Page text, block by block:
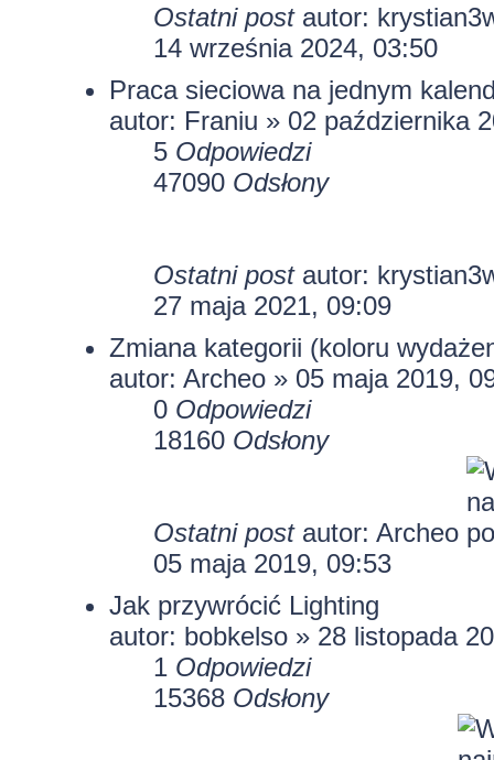
Ostatni post autor:
14 września 2024, 03:50
Praca sieciowa na jednym
autor: Franiu » 02 października
5 Odpowiedzi
47090 Odsłony
Ostatni post autor:
27 maja 2021, 09:09
Zmiana kategorii (koloru
autor: Archeo» 05 maja 2019,
0 Odpowiedzi
18160 Odsłony
Ostatni post autor: Archeo
05 maja 2019, 09:53
Jak przywrócić Lighting
autor: bobkelso» 28 listopada
1 Odpowiedzi
15368 Odsłony